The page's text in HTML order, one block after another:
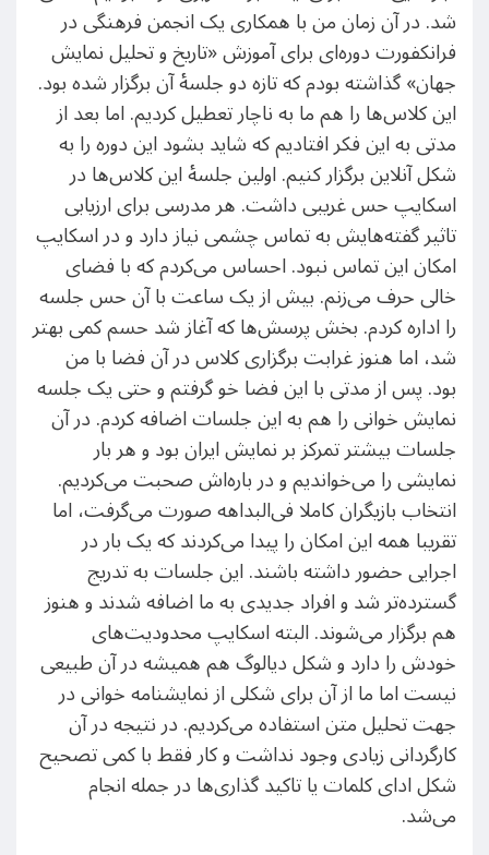
شد. در آن زمان من با همکاری یک انجمن فرهنگی در
فرانکفورت دوره‌ای برای آموزش «تاریخ و تحلیل نمایش
جهان» گذاشته بودم که تازه دو جلسه‌ٔ آن برگزار شده بود.
این کلاس‌ها را هم ما به ناچار تعطیل کردیم. اما بعد از
مدتی به این فکر افتادیم که شاید بشود این دوره را به
شکل آنلاین برگزار کنیم. اولین جلسهٔ این کلاس‌ها در
اسکایپ حس غریبی داشت. هر مدرسی برای ارزیابی
تاثیر گفته‌هایش به تماس چشمی نیاز دارد و در اسکایپ
امکان این تماس نبود. احساس می‌کردم که با فضای
خالی حرف می‌زنم. بیش از یک ساعت با آن حس جلسه
را اداره کردم. بخش پرسش‌ها که آغاز شد حسم کمی بهتر
شد، اما هنوز غرابت برگزاری کلاس در آن فضا با من
بود. پس از مدتی با این فضا خو گرفتم و حتی یک جلسه
نمایش خوانی را هم به این جلسات اضافه کردم. در آن
جلسات بیشتر تمرکز بر نمایش ایران بود و هر بار
نمایشی را می‌خواندیم و در باره‌اش صحبت می‌کردیم.
انتخاب بازیگران کاملا فی‌البداهه صورت می‌گرفت، اما
تقریبا همه این امکان را پیدا می‌کردند که یک بار در
اجرایی حضور داشته باشند. این جلسات به تدریج
گسترده‌تر شد و افراد جدیدی به ما اضافه شدند و هنوز
هم برگزار می‌شوند. البته اسکایپ محدودیت‌های
خودش را دارد و شکل دیالوگ‌ هم همیشه در آن طبیعی
نیست اما ما از آن برای شکلی از نمایشنامه خوانی در
جهت تحلیل متن استفاده می‌کردیم. در نتیجه در آن
کارگردانی زیادی وجود نداشت و کار فقط با کمی تصحیح
شکل ادای کلمات یا تاکید گذاری‌ها در جمله انجام
می‌شد.